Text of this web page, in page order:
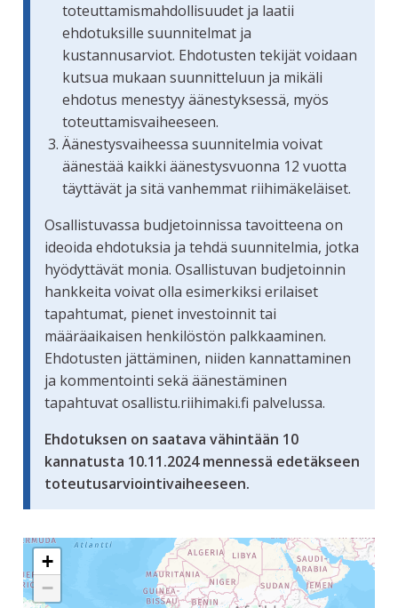
toteuttamismahdollisuudet ja laatii
ehdotuksille suunnitelmat ja
kustannusarviot. Ehdotusten tekijät voidaan
kutsua mukaan suunnitteluun ja mikäli
ehdotus menestyy äänestyksessä, myös
toteuttamisvaiheeseen.
Äänestysvaiheessa suunnitelmia voivat
äänestää kaikki äänestysvuonna 12 vuotta
täyttävät ja sitä vanhemmat riihimäkeläiset.
Osallistuvassa budjetoinnissa tavoitteena on
ideoida ehdotuksia ja tehdä suunnitelmia, jotka
hyödyttävät monia. Osallistuvan budjetoinnin
hankkeita voivat olla esimerkiksi erilaiset
tapahtumat, pienet investoinnit tai
määräaikaisen henkilöstön palkkaaminen.
Ehdotusten jättäminen, niiden kannattaminen
ja kommentointi sekä äänestäminen
tapahtuvat osallistu.riihimaki.fi palvelussa.
Ehdotuksen on saatava vähintään 10
kannatusta 10.11.2024 mennessä edetäkseen
toteutusarviointivaiheeseen.
Seuraavassa elementissä on kartta, joka esittää
+
−